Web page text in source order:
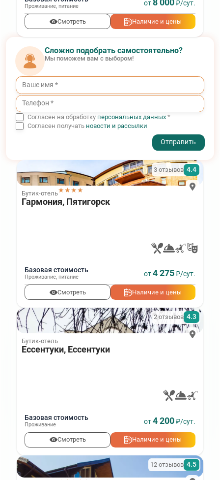
Проживание, питание от8 000₽/сут.
Смотреть Наличие и цены
Сложно подобрать самостоятельно?
Мы поможем вам с выбором!
Согласен на обработку персональных данных*
Согласен получать новости и рассылки
Бутик-отель★★★★
3 отзывов 4.4
Гармония, Пятигорск
Базовая стоимость
Проживание, питание от4 275₽/сут.
Смотреть Наличие и цены
Бутик-отель
2 отзывов 4.3
Ессентуки, Ессентуки
Базовая стоимость
Проживание от4 200₽/сут.
Смотреть Наличие и цены
12 отзывов 4.5